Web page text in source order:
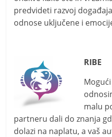
predvideti razvoj
odnose uključene i
RIBE
malu
partneru dali do znanja
dolazi na naplatu, a vaš